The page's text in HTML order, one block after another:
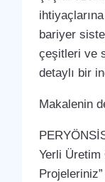
bariyer
çeşitleri ve
detaylı bir
Makalenin
Yerli